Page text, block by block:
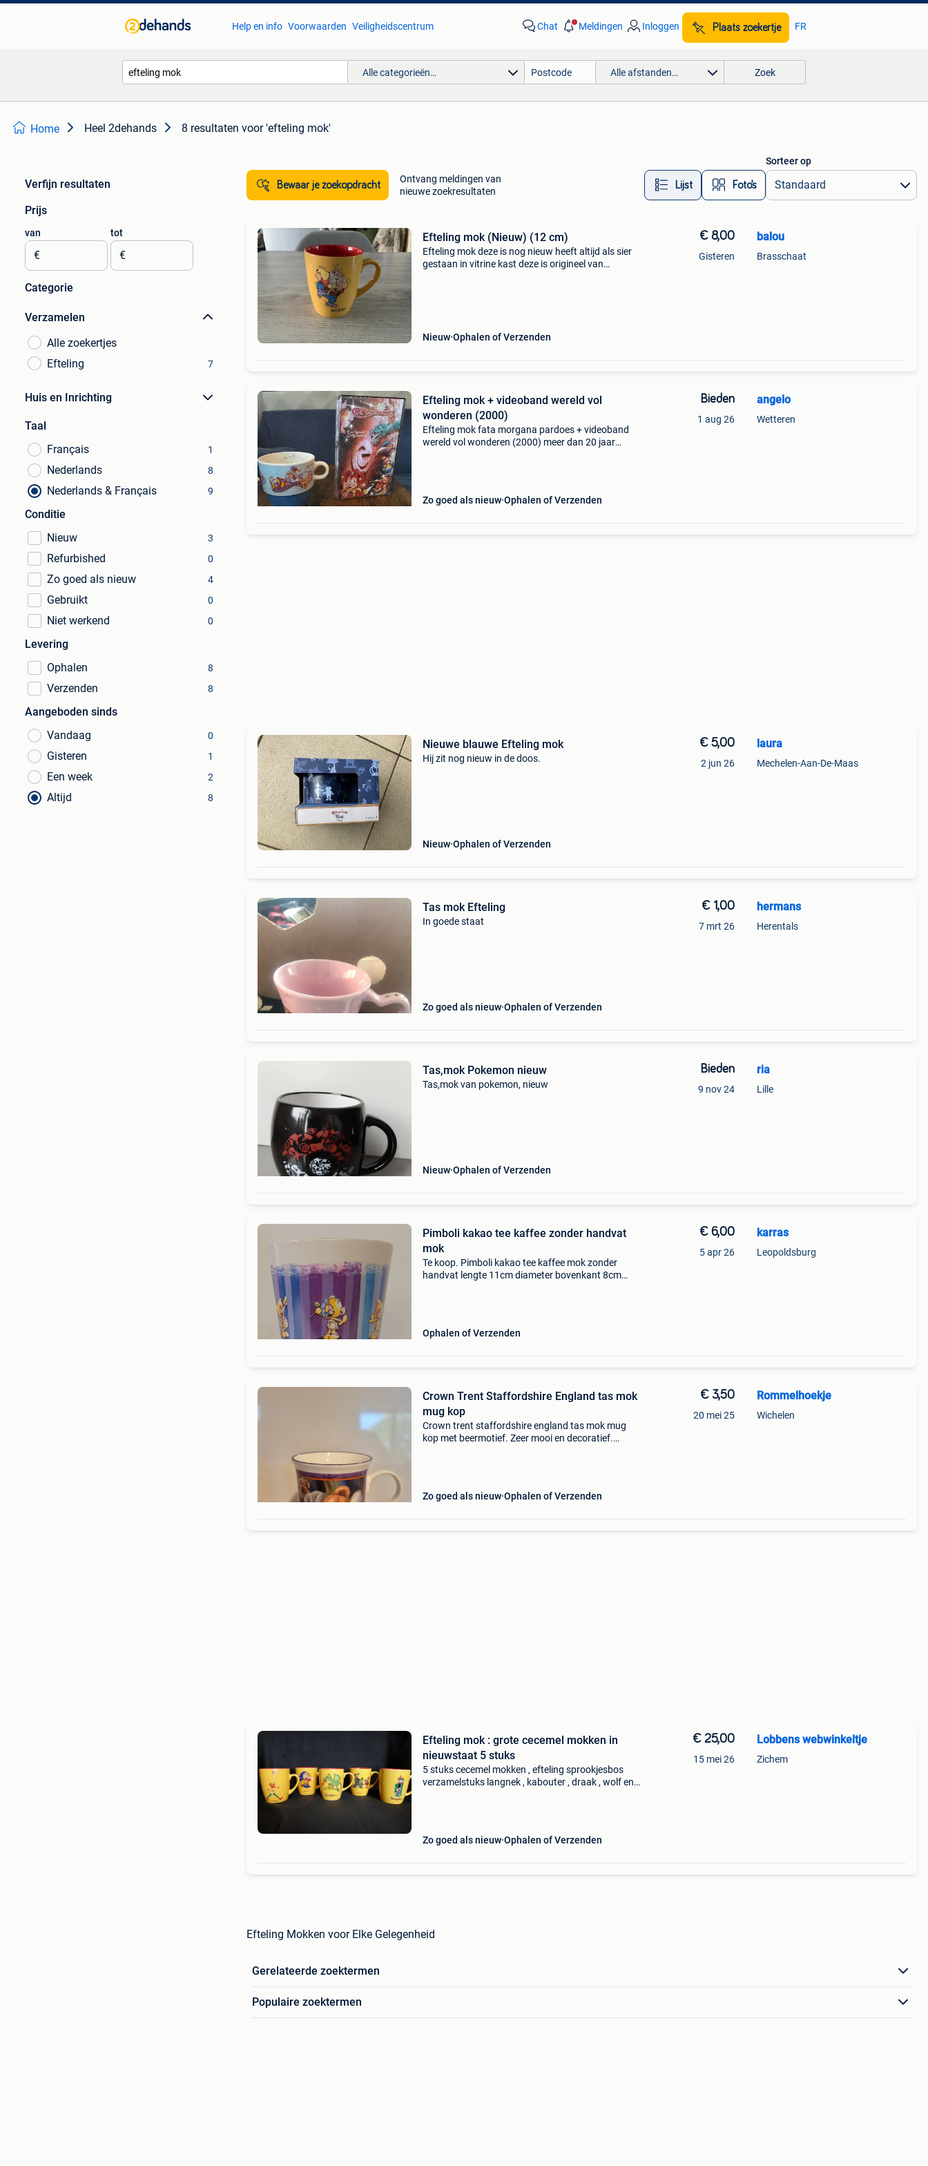
Help en info Voorwaarden Veiligheidscentrum Chat Meldingen Inloggen Plaats zoekertje FR
Alle categorieën… Alle afstanden… Zoek
Home Heel 2dehands 8 resultaten voor 'efteling mok'
Verfijn resultaten
Prijs
van
€
tot
€
Categorie
Verzamelen
Alle zoekertjes
Efteling
7
Huis en Inrichting
Taal
Français
1
Nederlands 8
Nederlands & Français 9
Conditie
Nieuw
3
Refurbished 0
Zo goed als nieuw 4
Gebruikt 0
Niet werkend 0
Levering
Ophalen
8
Verzenden 8
Aangeboden sinds
Vandaag
0
Gisteren 1
Een week 2
Altijd 8
Bewaar je zoekopdracht
Ontvang meldingen van
nieuwe zoekresultaten
Lijst Foto’s
Sorteer op
Efteling mok (Nieuw) (12 cm)
Efteling mok deze is nog nieuw heeft altijd als sier
gestaan in vitrine kast deze is origineel van
Nieuw Ophalen of Verzenden
€ 8,00
Gisteren
balou
Brasschaat
Efteling mok + videoband wereld vol
wonderen (2000)
Efteling mok fata morgana pardoes + videoband
wereld vol wonderen (2000) meer dan 20 jaar
Zo goed als nieuw Ophalen of Verzenden
Bieden
1 aug 26
angelo
Wetteren
Nieuwe blauwe Efteling mok
Hij zit nog nieuw in de doos.
Nieuw Ophalen of Verzenden
€ 5,00
2 jun 26
laura
Mechelen-Aan-De-Maas
Tas mok Efteling
In goede staat
Zo goed als nieuw Ophalen of Verzenden
€ 1,00
7 mrt 26
hermans
Herentals
Tas,mok Pokemon nieuw
Tas,mok van pokemon, nieuw
Nieuw Ophalen of Verzenden
Bieden
9 nov 24
ria
Lille
Pimboli kakao tee kaffee zonder handvat
mok
Te koop. Pimboli kakao tee kaffee mok zonder
handvat lengte 11cm diameter bovenkant 8cm
Ophalen of Verzenden
€ 6,00
5 apr 26
karras
Leopoldsburg
Crown Trent Staffordshire England tas mok
mug kop
Crown trent staffordshire england tas mok mug
kop met beermotief. Zeer mooi en decoratief.
Zo goed als nieuw Ophalen of Verzenden
€ 3,50
20 mei 25
Rommelhoekje
Wichelen
Efteling mok : grote cecemel mokken in
nieuwstaat 5 stuks
5 stuks cecemel mokken , efteling sprookjesbos
verzamelstuks langnek , kabouter , draak , wolf en
Zo goed als nieuw Ophalen of Verzenden
€ 25,00
15 mei 26
Lobbens webwinkeltje
Zichem
Efteling Mokken voor Elke Gelegenheid
Gerelateerde zoektermen
Populaire zoektermen